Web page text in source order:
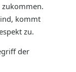
zukommen.
kommt
zu.
der